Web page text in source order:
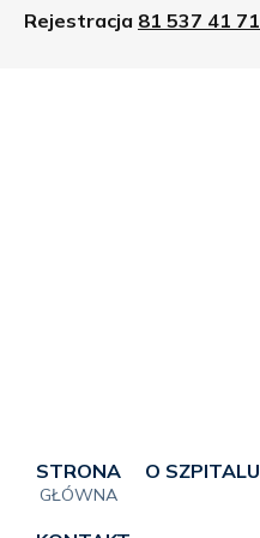
Rejestracja 81 537 41 71
STRONA
GŁÓWNA
O SZPITALU